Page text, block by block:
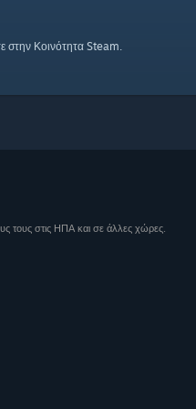
στην Κοινότητα Steam.
τους στις ΗΠΑ και σε άλλες χώρες.